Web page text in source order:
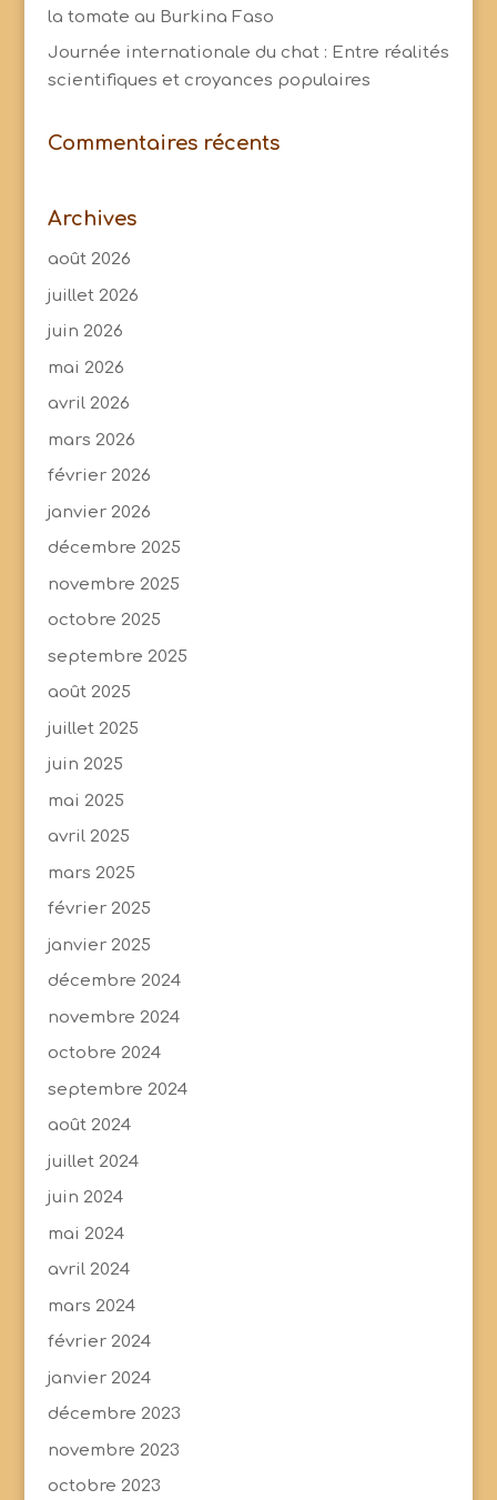
la tomate au Burkina Faso
Journée internationale du chat : Entre réalités
scientifiques et croyances populaires
Commentaires récents
Archives
août 2026
juillet 2026
juin 2026
mai 2026
avril 2026
mars 2026
février 2026
janvier 2026
décembre 2025
novembre 2025
octobre 2025
septembre 2025
août 2025
juillet 2025
juin 2025
mai 2025
avril 2025
mars 2025
février 2025
janvier 2025
décembre 2024
novembre 2024
octobre 2024
septembre 2024
août 2024
juillet 2024
juin 2024
mai 2024
avril 2024
mars 2024
février 2024
janvier 2024
décembre 2023
novembre 2023
octobre 2023